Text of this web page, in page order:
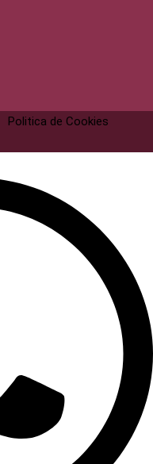
Politica de Cookies